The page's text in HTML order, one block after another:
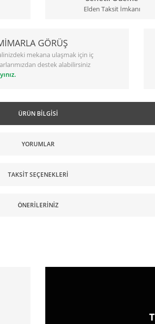
Elden Taksit İmkanı
GÖRÜŞ
mekana ulaşmak için iç
destek alabilirsiniz
ÜRÜN BILGISI
YORUMLAR
TAKSIT SEÇENEKLERI
ÖNERILERINIZ